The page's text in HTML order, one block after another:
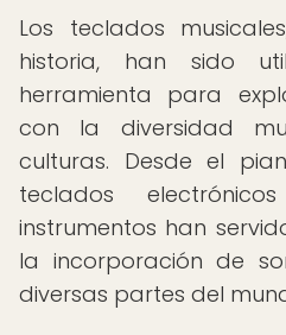
Los teclados
historia, han sido
herramienta para
con la diversidad
culturas. Desde el
teclados
instrumentos han
la incorporación de
diversas partes del